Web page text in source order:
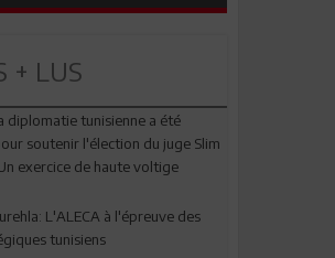
+ LUS
diplomatie tunisienne a été
soutenir l'élection du juge Slim
exercice de haute voltige
L'ALECA à l'épreuve des
tunisiens